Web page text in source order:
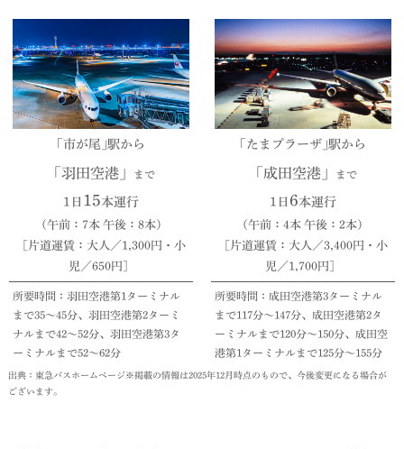
｢市が尾｣駅から
「羽田空港」 まで
1日 15本運行
（午前：7本 午後：8本）
［片道運賃：大人／1,300円・小
児／650円］
所要時間：羽田空港第1ターミナル
まで35〜45分、羽田空港第2ターミ
ナルまで42〜52分、羽田空港第3タ
ーミナルまで52〜62分
｢たまプラーザ｣駅から
「成田空港」 まで
1日 6本運行
（午前：4本 午後：2本）
［片道運賃：大人／3,400円・小
児／1,700円］
所要時間：成田空港第3ターミナル
まで117分〜147分、成田空港第2タ
ーミナルまで120分〜150分、成田空
港第1ターミナルまで125分〜155分
出典：東急バスホームページ※掲載の情報は2025年12月時点のもので、今後変更になる場合が
ございます。